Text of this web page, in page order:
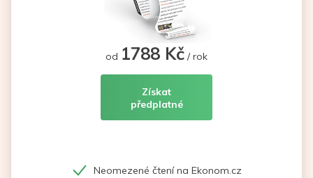
od 1788 Kč / rok
Získat
předplatné
Neomezené čtení na Ekonom.cz